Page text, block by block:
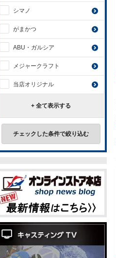
シマノ
がまかつ
ABU・ガルシア
メジャークラフト
当店オリジナル
+ 全て表示する
チェックした条件で絞り込む